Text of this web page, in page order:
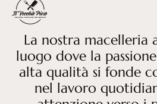
La nostra macelleria
luogo dove la
alta qualità si fonde
nel lavoro